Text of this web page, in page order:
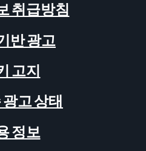
취급방침
반 광고
고지
고 상태
정보